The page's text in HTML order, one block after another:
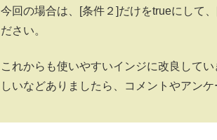
今回の場合は、[条件２]だけをtrueにして
ださい。
これからも使いやすいインジに改良して
しいなどありましたら、コメントやアンケ